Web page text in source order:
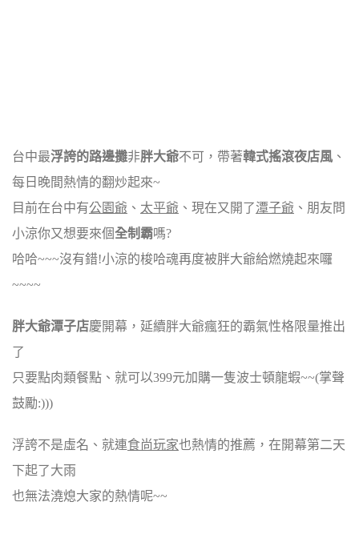
台中最浮誇的路邊攤非胖大爺不可，帶著韓式搖滾夜店風 、
每日晚間熱情的翻炒起來~
目前在台中有公園爺 、 太平爺 、現在又開了潭子爺 、朋友問
小涼你又想要來個全制霸嗎?
哈哈~~~沒有錯!小涼的梭哈魂再度被胖大爺給燃燒起來囉
~~~~
胖大爺潭子店慶開幕，延續胖大爺瘋狂的霸氣性格限量推出
了
只要點肉類餐點、就可以399元加購一隻波士頓龍蝦~~(掌聲
鼓勵:)))
浮誇不是虛名、就連食尚玩家也熱情的推薦，在開幕第二天
下起了大雨
也無法澆熄大家的熱情呢~~